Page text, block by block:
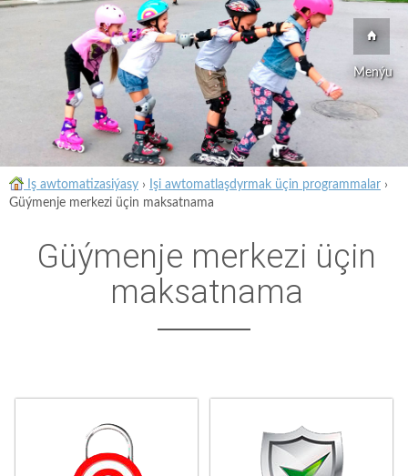
Menýu
Iş awtomatizasiýasy › Işi awtomatlaşdyrmak üçin programmalar ›
Güýmenje merkezi üçin maksatnama
Güýmenje merkezi üçin
maksatnama